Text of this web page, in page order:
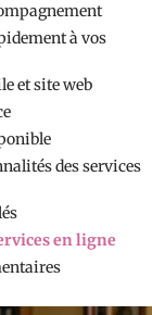
à vos
et site web
des services
en ligne